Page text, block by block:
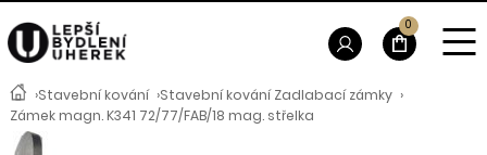
›Stavební kování ›Stavební kování Zadlabací zámky ›
Zámek magn. K341 72/77/FAB/18 mag. střelka
0